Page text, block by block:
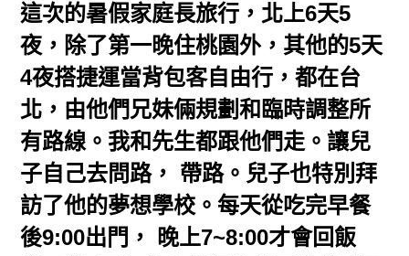
這次的暑假家庭長旅行，北上6天5
夜，除了第一晚住桃園外，其他的5天
4夜搭捷運當背包客自由行，都在台
北，由他們兄妹倆規劃和臨時調整所
有路線。我和先生都跟他們走。讓兒
子自己去問路， 帶路。兒子也特別拜
訪了他的夢想學校。每天從吃完早餐
後9:00出門， 晚上7~8:00才會回飯